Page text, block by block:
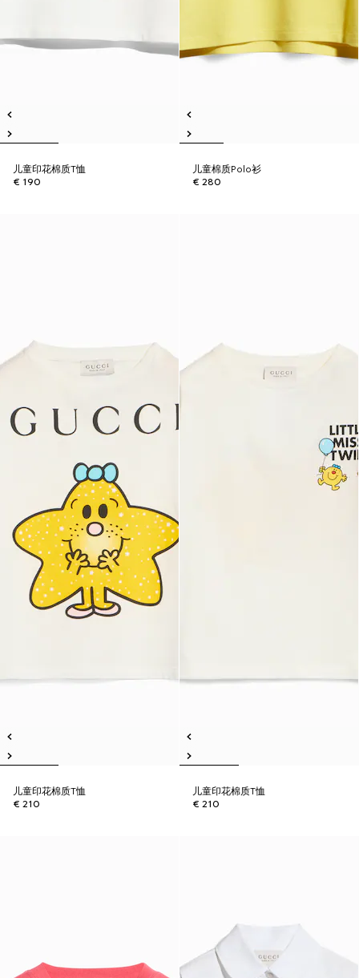
儿童印花棉质T恤
€ 190
儿童棉质Polo衫
€ 280
儿童印花棉质T恤
€ 210
儿童印花棉质T恤
€ 210